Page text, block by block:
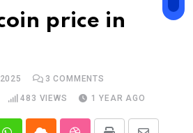
price in
3 COMMENTS
483 VIEWS 1 YEAR AGO